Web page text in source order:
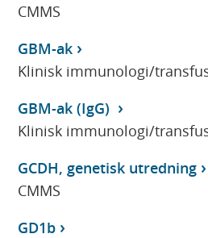
CMMS
GBM-ak
Klinisk immunologi/
GBM-ak (IgG)
Klinisk immunologi/
GCDH, genetisk utredning
CMMS
GD1b